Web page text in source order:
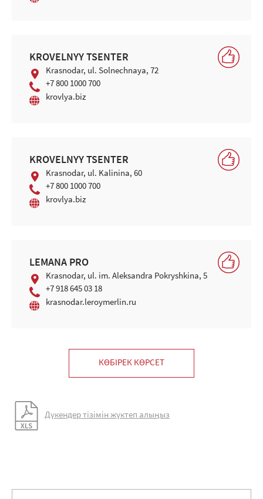
KROVELNYY TSENTER
Krasnodar, ul. Solnechnaya, 72
+7 800 1000 700
krovlya.biz
KROVELNYY TSENTER
Krasnodar, ul. Kalinina, 60
+7 800 1000 700
krovlya.biz
LEMANA PRO
Krasnodar, ul. im. Aleksandra Pokryshkina, 5
+7 918 645 03 18
krasnodar.leroymerlin.ru
КӨБІРЕК КӨРСЕТ
Дүкендер тізімін жүктеп алыңыз